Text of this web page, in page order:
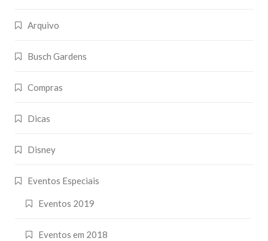
Arquivo
Busch Gardens
Compras
Dicas
Disney
Eventos Especiais
Eventos 2019
Eventos em 2018